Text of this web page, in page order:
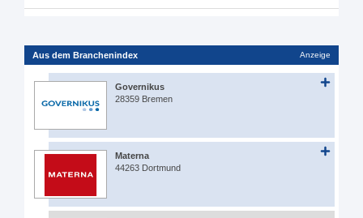
Aus dem Branchenindex Anzeige
Governikus
28359 Bremen
Materna
44263 Dortmund